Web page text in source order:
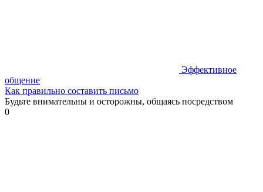
Эффективное
общение
Как правильно составить письмо
Будьте внимательны и осторожны, общаясь посредством
0